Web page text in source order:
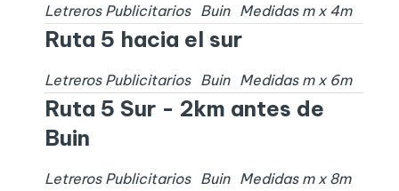
Letreros Publicitarios Buin Medidas m x 4m
Ruta 5 hacia el sur
Letreros Publicitarios Buin Medidas m x 6m
Ruta 5 Sur - 2km antes de
Buin
Letreros Publicitarios Buin Medidas m x 8m